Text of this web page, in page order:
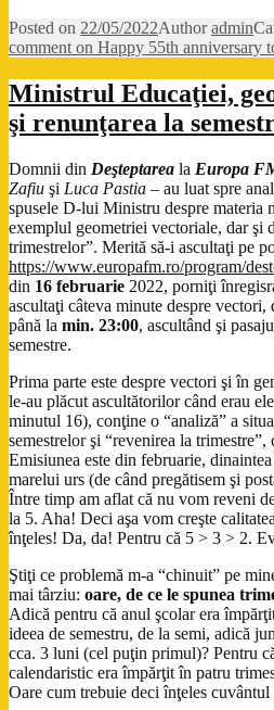
Posted on 22/05/2022Authoradmin
comment on Happy 55th anniversary
Ministrul Educaţiei,
şi renunţarea la
Domnii din Deşteptarea la Europa
Zafiu şi Luca Pastia – au luat spre
spusele D-lui Ministru despre materia
exemplul geometriei vectoriale, dar şi
trimestrelor”. Merită să-i ascultaţi pe
https://www.europafm.ro/program/
din 16 februarie 2022, porniţi
ascultaţi câteva minute despre
până la min. 23:00, ascultând şi
semestre.
Prima parte este despre vectori şi în
le-au plăcut ascultătorilor când erau
minutul 16), conţine o “analiză” a
semestrelor şi “revenirea la
Emisiunea este din februarie,
marelui urs (de când pregătisem şi
Între timp am aflat că nu vom reveni
la 5. Aha! Deci aşa vom creşte
înţeles! Da, da! Pentru că 5 > 3 > 2.
Ştiţi ce problemă m-a “chinuit” pe
mai târziu: oare, de ce le spunea
Adică pentru că anul şcolar era
ideea de semestru, de la semi, adică
cca. 3 luni (cel puţin primul)? Pentru
calendaristic era împărţit în patru
Oare cum trebuie deci înţeles cuvântul